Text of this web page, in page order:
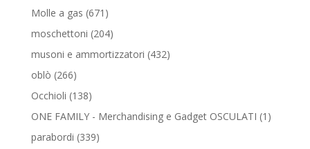
Molle a gas 671 671
prodotti
moschettoni 204204
prodotti
musoni e ammortizzatori 432432
oblò 266266
prodotti
Occhioli 138138
prodotti
ONE FAMILY - Merchandising e Gadget OSCULATI 1 1
parabordi 339339